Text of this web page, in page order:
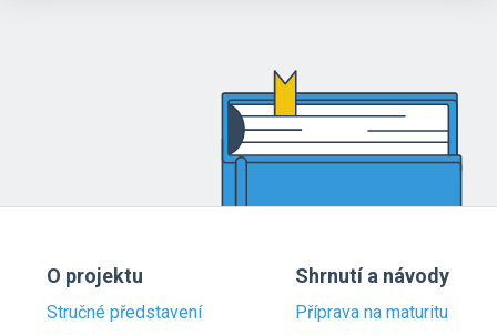
O projektu
Stručné představení
Shrnutí a návody
Příprava na maturitu